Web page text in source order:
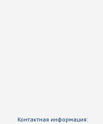
Контактная информация: